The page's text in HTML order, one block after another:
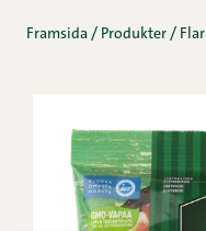
Framsida / Produkter /